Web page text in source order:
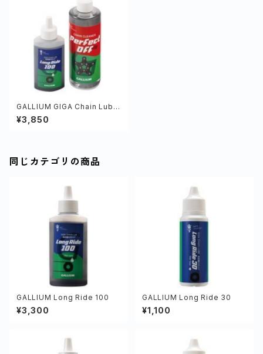
GALLIUM GIGA Chain Lube
SET
¥3,850
同じカテゴリの商品
GALLIUM Long Ride 100
¥3,300
GALLIUM Long Ride 30
¥1,100